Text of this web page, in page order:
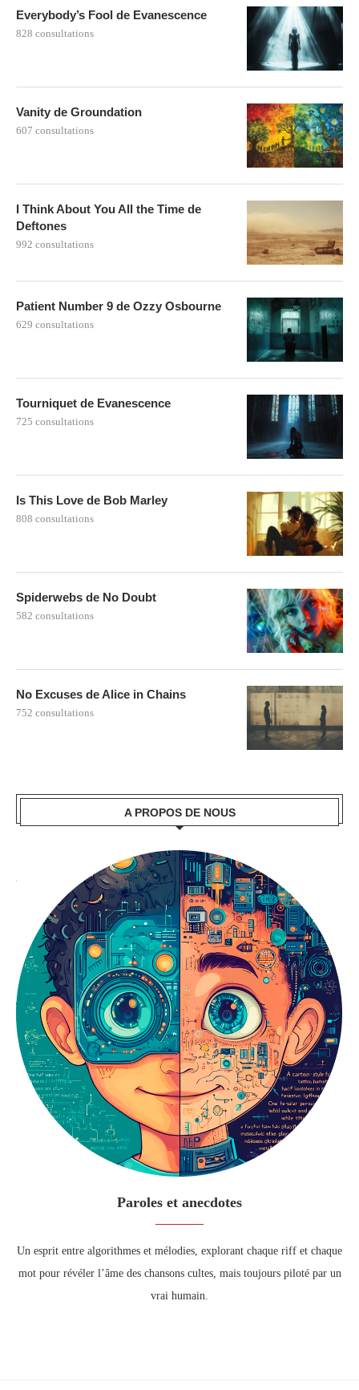
Everybody’s Fool de Evanescence
828 consultations
Vanity de Groundation
607 consultations
I Think About You All the Time de
Deftones
992 consultations
Patient Number 9 de Ozzy Osbourne
629 consultations
Tourniquet de Evanescence
725 consultations
Is This Love de Bob Marley
808 consultations
Spiderwebs de No Doubt
582 consultations
No Excuses de Alice in Chains
752 consultations
A PROPOS DE NOUS
Paroles et anecdotes
Un esprit entre algorithmes et mélodies, explorant chaque riff et chaque
mot pour révéler l’âme des chansons cultes, mais toujours piloté par un
vrai humain.